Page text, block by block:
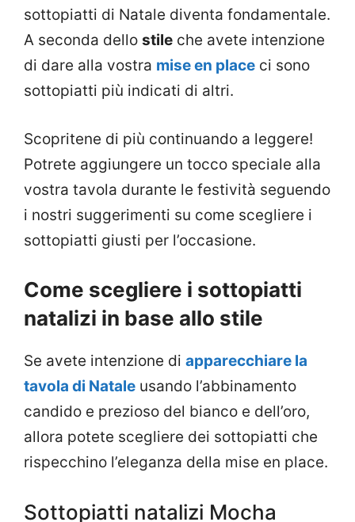
sottopiatti di Natale diventa fondamentale.
A seconda dello stile che avete intenzione
di dare alla vostra mise en place ci sono
sottopiatti più indicati di altri.
Scopritene di più continuando a leggere!
Potrete aggiungere un tocco speciale alla
vostra tavola durante le festività seguendo
i nostri suggerimenti su come scegliere i
sottopiatti giusti per l’occasione.
Come scegliere i sottopiatti
natalizi in base allo stile
Se avete intenzione di apparecchiare la
tavola di Natale usando l’abbinamento
candido e prezioso del bianco e dell’oro,
allora potete scegliere dei sottopiatti che
rispecchino l’eleganza della mise en place.
Sottopiatti natalizi Mocha